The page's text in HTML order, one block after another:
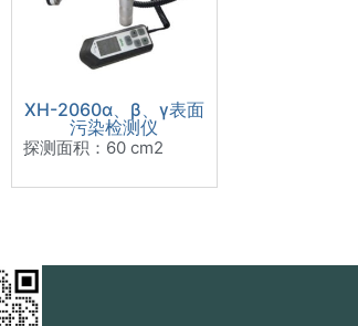
XH-2060α、β、γ表面
污染检测仪
探测面积：60 cm2